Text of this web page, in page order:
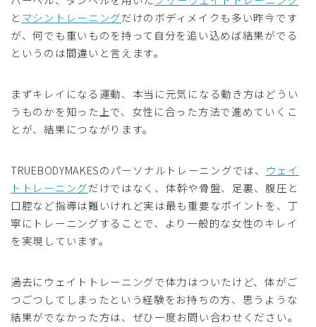
と マシントレーニングだけのボディメイクも多い昨今です
が、何でも重いものを持って自分を追い込めば結果がでる
というのは間違いと言えます。
まずキレイになる運動、本当に元気になる動き方はどうい
うものかを知った上で、女性に合った方法で進めていくこ
とが、結果につながります。
TRUEBODYMAKESのパーソナルトレーニングでは、
ウェイ
トトレーニングだけではなく、体幹や骨盤、足裏、腹圧と
口腔など指導は難いけれど実は最も重要なポイントを、丁
寧にトレーニングすることで、より一般的な女性のキレイ
を実現しています。
過去にウェイトトレーニングで体力はついたけど、体がご
つごつしてしまったという経験をお持ちの方、思うような
結果がでなかった方は、ぜひ一度お問い合わせください。